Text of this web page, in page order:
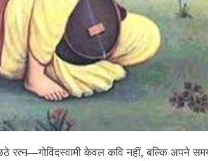
रत्न—गोविंदस्वामी केवल कवि नहीं, बल्कि अपने